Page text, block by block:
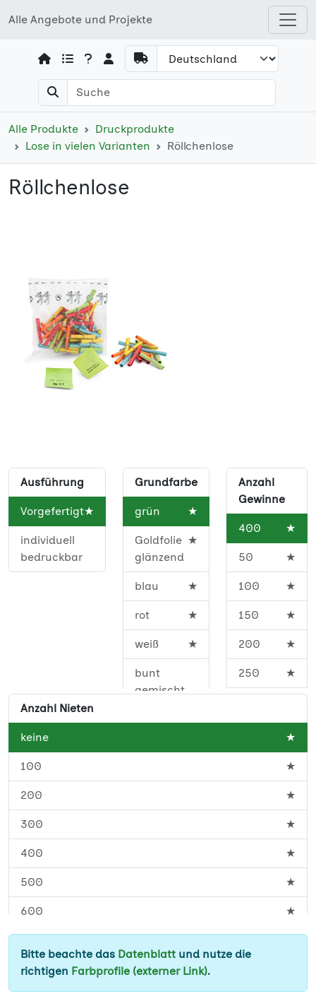
Alle Angebote und Projekte
Open shops menu
Alle Produkte
Druckprodukte
Lose in vielen Varianten
Röllchenlose
Röllchenlose
Ausführung
Vorgefertigt★
individuell
bedruckbar
Grundfarbe
grün ★
Goldfolie
glänzend
★
blau ★
rot ★
weiß ★
bunt
gemischt
Anzahl
Gewinne
400 ★
50 ★
100 ★
150 ★
200 ★
250 ★
★
★
★
★
★
★
★
1000 ★
Anzahl Nieten
keine ★
100 ★
200 ★
300 ★
400 ★
500 ★
600 ★
800
Bitte beachte das Datenblatt und nutze die
richtigen Farbprofile (externer Link).